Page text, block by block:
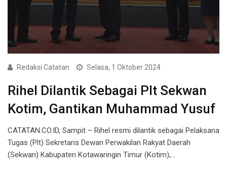
Redaksi Catatan Selasa, 1 Oktober 2024
Rihel Dilantik Sebagai Plt Sekwan
Kotim, Gantikan Muhammad Yusuf
CATATAN.CO.ID, Sampit – Rihel resmi dilantik sebagai Pelaksana
Tugas (Plt) Sekretaris Dewan Perwakilan Rakyat Daerah
(Sekwan) Kabupaten Kotawaringin Timur (Kotim),…